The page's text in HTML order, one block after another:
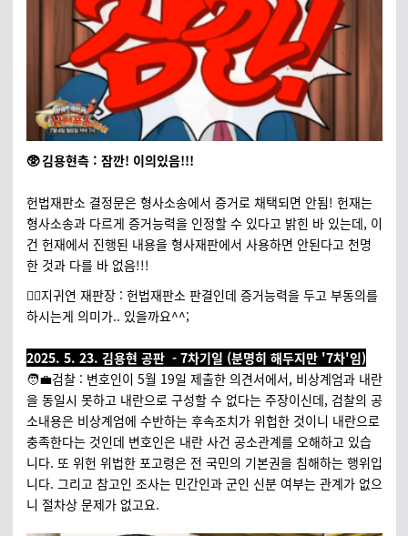
🥸 김용현측 : 잠깐! 이의있음!!!
헌법재판소 결정문은 형사소송에서 증거로 채택되면 안됨! 헌재는
형사소송과 다르게 증거능력을 인정할 수 있다고 밝힌 바 있는데, 이
건 헌재에서 진행된 내용을 형사재판에서 사용하면 안된다고 천명
한 것과 다를 바 없음!!!
🧑‍⚖️지귀연 재판장 : 헌법재판소 판결인데 증거능력을 두고 부동의를
하시는게 의미가.. 있을까요^^;
2025. 5. 23. 김용현 공판 - 7차기일 (분명히 해두지만 '7차'임)
🧑‍💼검찰 : 변호인이 5월 19일 제출한 의견서에서, 비상계엄과 내란
을 동일시 못하고 내란으로 구성할 수 없다는 주장이신데, 검찰의 공
소내용은 비상계엄에 수반하는 후속조치가 위헙한 것이니 내란으로
충족한다는 것인데 변호인은 내란 사건 공소관계를 오해하고 있습
니다. 또 위헌 위법한 포고령은 전 국민의 기본권을 침해하는 행위입
니다. 그리고 참고인 조사는 민간인과 군인 신분 여부는 관계가 없으
니 절차상 문제가 없고요.